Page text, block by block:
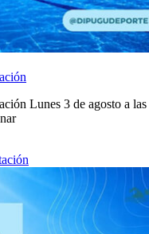
Lunes 3 de agosto a las